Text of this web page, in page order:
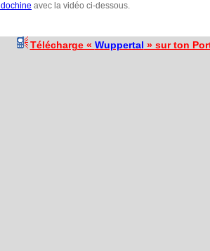
avec la vidéo ci-dessous.
Télécharge « Wuppertal » sur ton